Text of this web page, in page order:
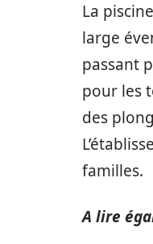
La
large
passant
pour les
des
familles.
A lire